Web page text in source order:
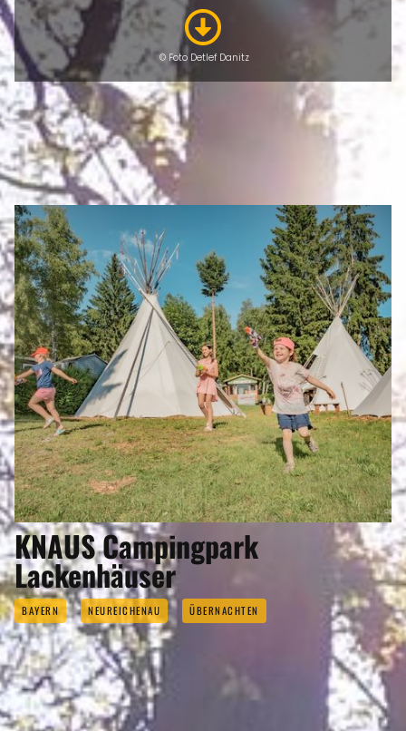
© Foto Detlef Danitz
ÜBERNACHTEN
Eigenen Eintrag kostenlos erstellen >
KNAUS Campingpark
Lackenhäuser
BAYERN NEUREICHENAU ÜBERNACHTEN